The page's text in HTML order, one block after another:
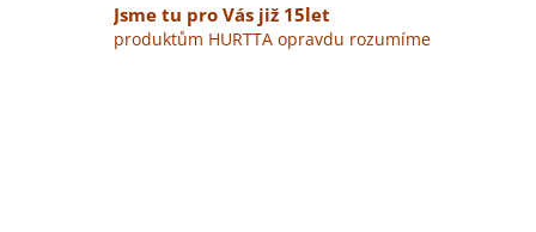
Jsme tu pro Vás již 15let
produktům HURTTA opravdu rozumíme